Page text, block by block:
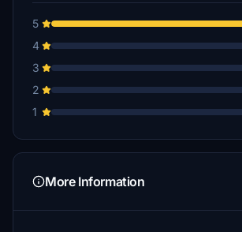
5
4
3
2
1
More Information